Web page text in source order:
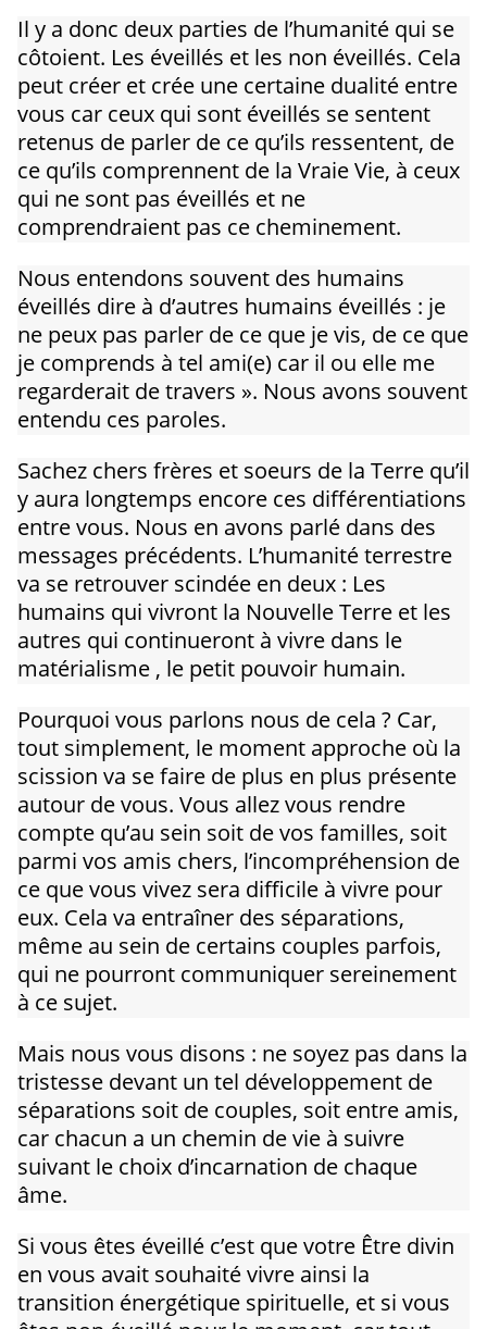
Il y a donc deux parties de l’humanité qui se
côtoient. Les éveillés et les non éveillés. Cela
peut créer et crée une certaine dualité entre
vous car ceux qui sont éveillés se sentent
retenus de parler de ce qu’ils ressentent, de
ce qu’ils comprennent de la Vraie Vie, à ceux
qui ne sont pas éveillés et ne
comprendraient pas ce cheminement.
Nous entendons souvent des humains
éveillés dire à d’autres humains éveillés : je
ne peux pas parler de ce que je vis, de ce que
je comprends à tel ami(e) car il ou elle me
regarderait de travers ». Nous avons souvent
entendu ces paroles.
Sachez chers frères et soeurs de la Terre qu’il
y aura longtemps encore ces différentiations
entre vous. Nous en avons parlé dans des
messages précédents. L’humanité terrestre
va se retrouver scindée en deux : Les
humains qui vivront la Nouvelle Terre et les
autres qui continueront à vivre dans le
matérialisme , le petit pouvoir humain.
Pourquoi vous parlons nous de cela ? Car,
tout simplement, le moment approche où la
scission va se faire de plus en plus présente
autour de vous. Vous allez vous rendre
compte qu’au sein soit de vos familles, soit
parmi vos amis chers, l’incompréhension de
ce que vous vivez sera difficile à vivre pour
eux. Cela va entraîner des séparations,
même au sein de certains couples parfois,
qui ne pourront communiquer sereinement
à ce sujet.
Mais nous vous disons : ne soyez pas dans la
tristesse devant un tel développement de
séparations soit de couples, soit entre amis,
car chacun a un chemin de vie à suivre
suivant le choix d’incarnation de chaque
âme.
Si vous êtes éveillé c’est que votre Être divin
en vous avait souhaité vivre ainsi la
transition énergétique spirituelle, et si vous